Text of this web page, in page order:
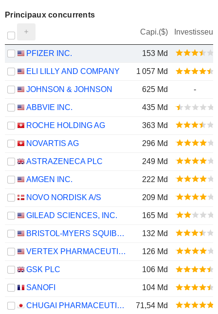
Principaux concurrents
Capi.($) Investisseur
PFIZER INC. 153 Md
ELI LILLY AND COMPANY 1 057 Md
JOHNSON & JOHNSON 625 Md -
ABBVIE INC. 435 Md
ROCHE HOLDING AG 363 Md
NOVARTIS AG 296 Md
ASTRAZENECA PLC 249 Md
AMGEN INC. 222 Md
NOVO NORDISK A/S 209 Md
GILEAD SCIENCES, INC. 165 Md
BRISTOL-MYERS SQUIBB COMPANY 132 Md
VERTEX PHARMACEUTICALS INCORPORATED 126 Md
GSK PLC 106 Md
SANOFI 104 Md
CHUGAI PHARMACEUTICAL CO., LTD. 71,54 Md